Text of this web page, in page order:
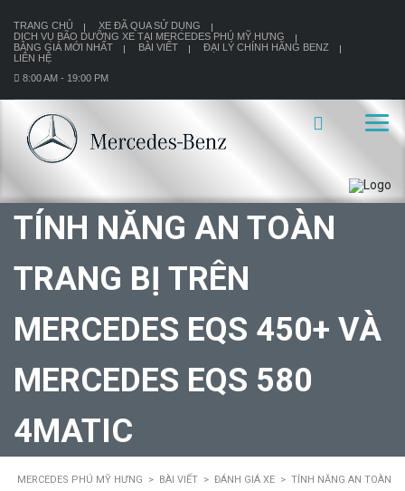
TRANG CHỦ
XE ĐÃ QUA SỬ DỤNG
DỊCH VỤ BÃO DƯỠNG XE TẠI MERCEDES PHÚ MỸ HƯNG
BẢNG GIÁ MỚI NHẤT
BÀI VIẾT
ĐẠI LÝ CHÍNH HÃNG BENZ
LIÊN HỆ
8:00 AM - 19:00 PM
TÍNH NĂNG AN TOÀN
TRANG BỊ TRÊN
MERCEDES EQS 450+ VÀ
MERCEDES EQS 580
4MATIC
MERCEDES PHÚ MỸ HƯNG > BÀI VIẾT > ĐÁNH GIÁ XE > TÍNH NĂNG AN TOÀN